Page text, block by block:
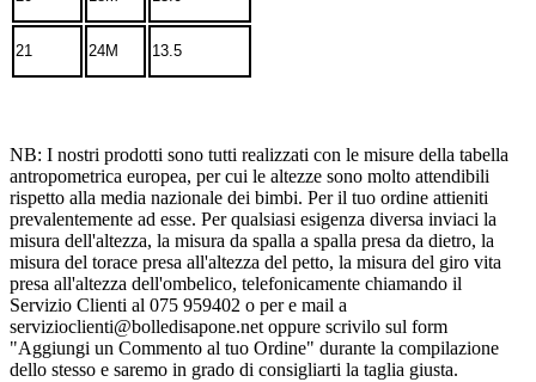
21 24M 13.5
NB: I nostri prodotti sono tutti realizzati con le misure della tabella
antropometrica europea, per cui le altezze sono molto attendibili
rispetto alla media nazionale dei bimbi. Per il tuo ordine attieniti
prevalentemente ad esse. Per qualsiasi esigenza diversa inviaci la
misura dell'altezza, la misura da spalla a spalla presa da dietro, la
misura del torace presa all'altezza del petto, la misura del giro vita
presa all'altezza dell'ombelico, telefonicamente chiamando il
Servizio Clienti al 075 959402 o per e mail a
servizioclienti@bolledisapone.net oppure scrivilo sul form
"Aggiungi un Commento al tuo Ordine" durante la compilazione
dello stesso e saremo in grado di consigliarti la taglia giusta.